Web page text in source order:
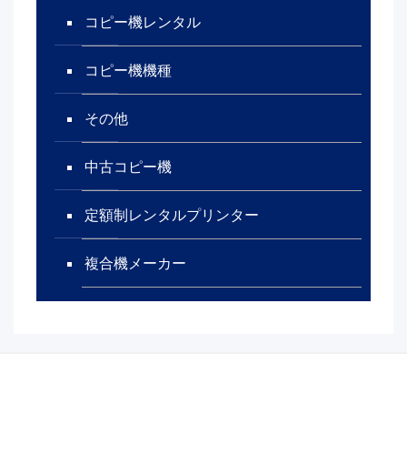
コピー機レンタル
コピー機機種
その他
中古コピー機
定額制レンタルプリンター
複合機メーカー